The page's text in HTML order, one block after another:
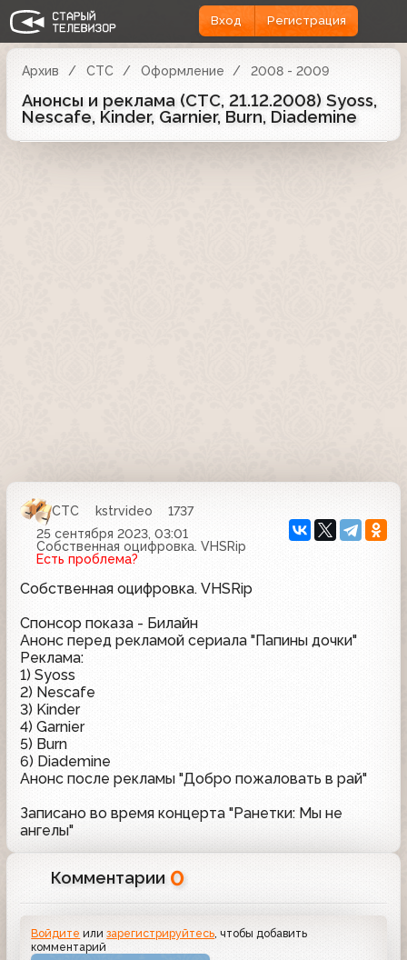
Вход Регистрация
Архив СТС Оформление 2008 - 2009
Анонсы и реклама (СТС, 21.12.2008) Syoss,
Nescafe, Kinder, Garnier, Burn, Diademine
СТС kstrvideo
1737
25 сентября 2023, 03:01
Собственная оцифровка. VHSRip
Есть проблема?
Собственная оцифровка. VHSRip
Спонсор показа - Билайн
Анонс перед рекламой сериала "Папины дочки"
Реклама:
1) Syoss
2) Nescafe
3) Kinder
4) Garnier
5) Burn
6) Diademine
Анонс после рекламы "Добро пожаловать в рай"
Записано во время концерта "Ранетки: Мы не
ангелы"
Комментарии 0
Войдите илизарегистрируйтесь , чтобы добавить
комментарий